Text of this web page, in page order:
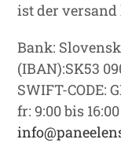
ist der versand
Bank:
(IBAN):SK53
SWIFT-CODE:
fr: 9:00 bis